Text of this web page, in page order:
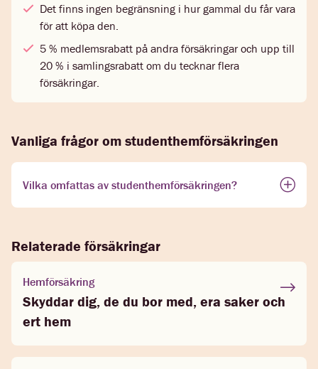
Det finns ingen begränsning i hur gammal du får vara
för att köpa den.
5 % medlemsrabatt på andra försäkringar och upp till
20 % i samlingsrabatt om du tecknar flera
försäkringar.
Vanliga frågor om studenthemförsäkringen
Vilka omfattas av studenthemförsäkringen?
Relaterade försäkringar
Hemförsäkring
Skyddar dig, de du bor med, era saker och
ert hem